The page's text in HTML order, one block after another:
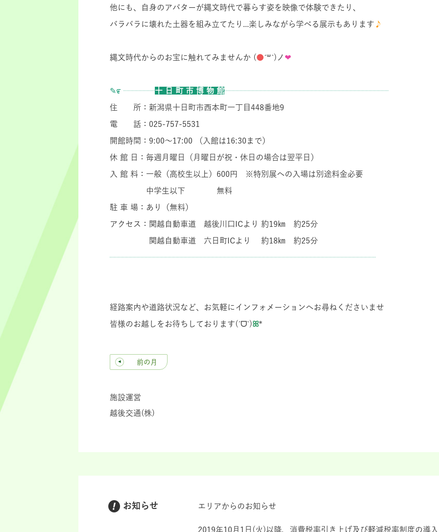
他にも、自身のアバターが縄文時代で暮らす姿を映像で体験できたり、
バラバラに壊れた土器を組み立てたり 楽しみながら学べる展示もあります ♪
縄文時代からのお宝に触れてみませんか (●ˊ꒳ˋ) ノ ❤︎
✎೯ ┈┈┈┈十 日 町 市 博 物 館┈┈┈┈┈┈┈┈┈┈┈┈┈┈┈┈┈┈┈┈┈
住 所：新潟県十日町市西本町一丁目 448番地9
電 話： 025-757-5531
開館時間： 9:00～17:00 （入館は16:30 まで）
休 館 日：毎週月曜日（月曜日が祝・休日の場合は翌平日）
入 館 料：一般（高校生以上） 600 円 ※特別展への入場は別途料金必要
中学生以下 無料
駐 車 場：あり（無料）
アクセス：関越自動車道 越後川口 IC より 約19㎞ 約25分
関越自動車道 六日町 IC より 約18㎞ 約25分
┈┈┈┈┈┈┈┈┈┈┈┈┈┈┈┈┈┈┈┈┈┈┈┈┈┈┈┈┈┈┈┈┈┈
経路案内や道路状況など、お気軽にインフォメーションへお尋ねくださいませ
皆様のお越しをお待ちしております(ˊᗜˋ)ꕤ*
前の月
施設運営
越後交通(株)
お知らせ エリアからのお知らせ
2019年10月1日(火)以降、消費税率引き上げ及び軽減税率制度の導